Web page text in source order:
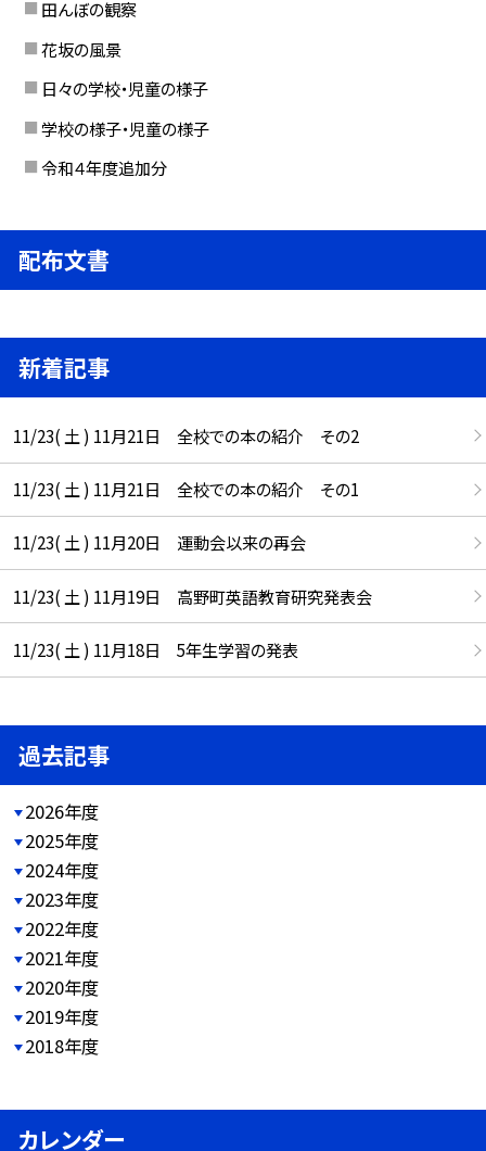
田んぼの観察
花坂の風景
日々の学校・児童の様子
学校の様子・児童の様子
令和４年度追加分
配布文書
新着記事
11/23( 土 ) 11月21日 全校での本の紹介 その2
11/23( 土 ) 11月21日 全校での本の紹介 その1
11/23( 土 ) 11月20日 運動会以来の再会
11/23( 土 ) 11月19日 高野町英語教育研究発表会
11/23( 土 ) 11月18日 5年生学習の発表
過去記事
2026年度
2025年度
2024年度
2023年度
2022年度
2021年度
2020年度
2019年度
2018年度
カレンダー